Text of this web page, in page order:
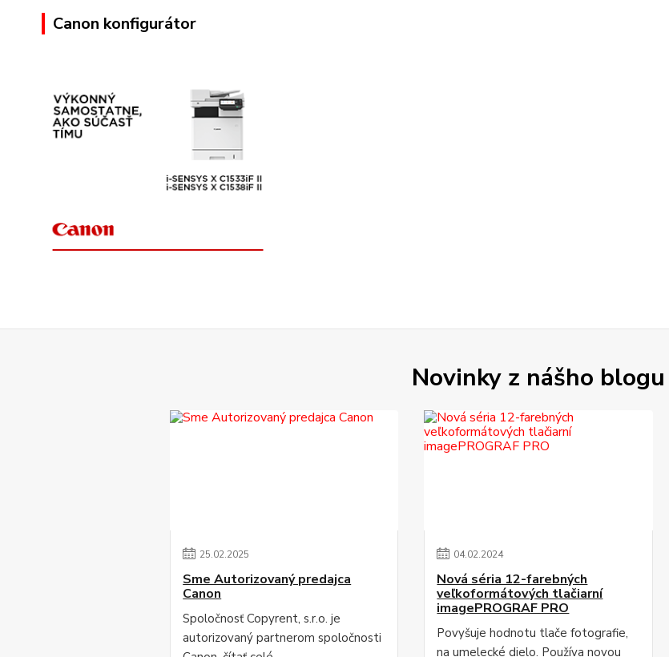
Canon konfigurátor
Novinky z nášho blogu
25.02.2025
Sme Autorizovaný predajca
Canon
Spoločnosť Copyrent, s.r.o. je
autorizovaný partnerom spoločnosti
04.02.2024
Nová séria 12-farebných
veľkoformátových tlačiarní
imagePROGRAF PRO
Povyšuje hodnotu tlače fotografie,
na umelecké dielo. Používa novou